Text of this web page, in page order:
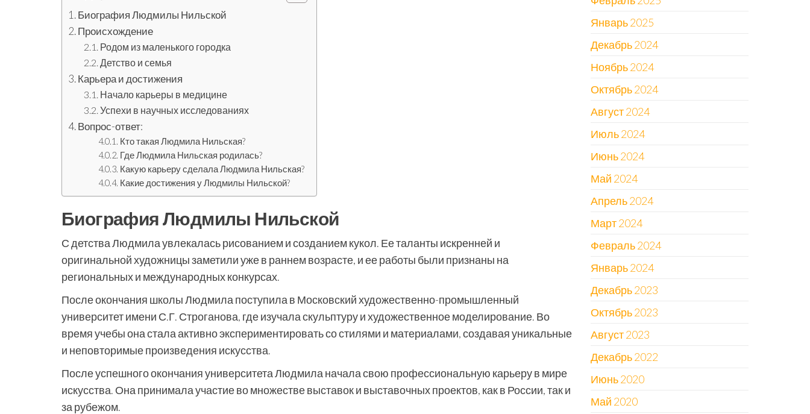
Биография Людмилы Нильской
Происхождение
Родом из маленького городка
Детство и семья
Карьера и достижения
Начало карьеры в медицине
Успехи в научных исследованиях
Вопрос-ответ:
Кто такая Людмила Нильская?
Где Людмила Нильская родилась?
Какую карьеру сделала Людмила Нильская?
Какие достижения у Людмилы Нильской?
Биография Людмилы Нильской
С детства Людмила увлекалась рисованием и созданием кукол. Ее таланты искренней и
оригинальной художницы заметили уже в раннем возрасте, и ее работы были признаны на
региональных и международных конкурсах.
После окончания школы Людмила поступила в Московский художественно-промышленный
университет имени С.Г. Строганова, где изучала скульптуру и художественное моделирование. Во
время учебы она стала активно экспериментировать со стилями и материалами, создавая уникальные
и неповторимые произведения искусства.
После успешного окончания университета Людмила начала свою профессиональную карьеру в мире
искусства. Она принимала участие во множестве выставок и выставочных проектов, как в России, так и
за рубежом.
Январь 2025
Декабрь 2024
Ноябрь 2024
Октябрь 2024
Август 2024
Июль 2024
Июнь 2024
Май 2024
Апрель 2024
Март 2024
Февраль 2024
Январь 2024
Декабрь 2023
Октябрь 2023
Август 2023
Декабрь 2022
Июнь 2020
Май 2020